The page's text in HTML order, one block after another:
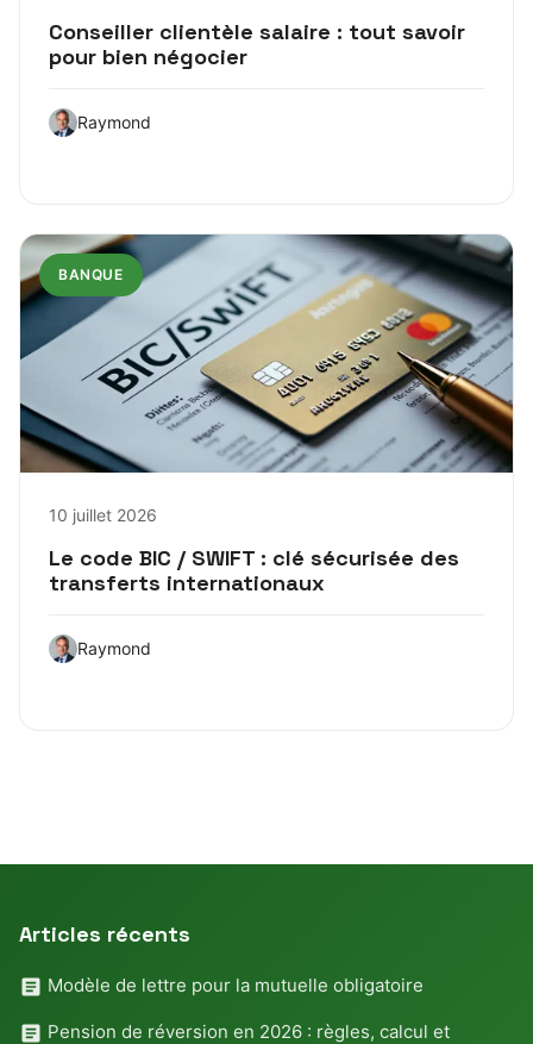
Conseiller clientèle salaire : tout savoir
pour bien négocier
Raymond
BANQUE
10 juillet 2026
Le code BIC / SWIFT : clé sécurisée des
transferts internationaux
Raymond
Articles récents
Modèle de lettre pour la mutuelle obligatoire
Pension de réversion en 2026 : règles, calcul et